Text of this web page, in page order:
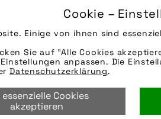
Cookie –
Einige von ihnen sind
Sie auf "Alle Cookies
anpassen. Die
Datenschutzerklärung.
essenzielle Cookies
akzeptieren
fahrrad.
Der pressedienst-
haben werden.